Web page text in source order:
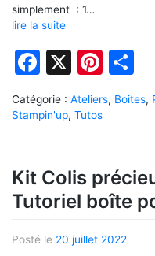
simplement : 1…
lire la suite
Facebook
X
Catégorie : Ateliers, Boites,
Stampin'up, Tutos
Kit Colis
Tutoriel boîte
Posté le 20 juillet 2022